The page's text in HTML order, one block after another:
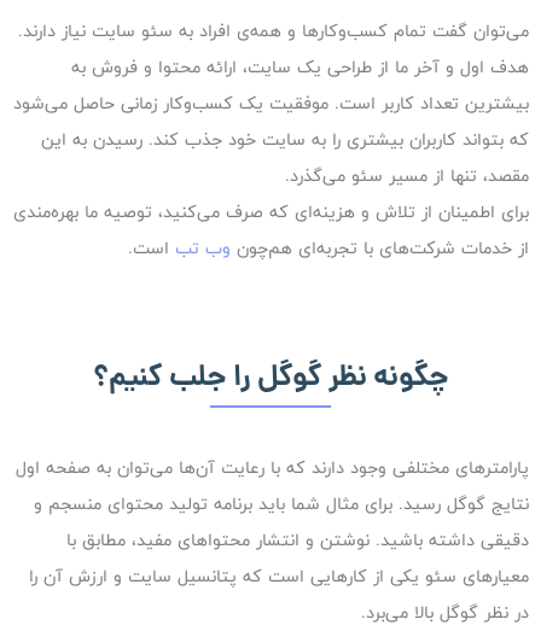
می‌توان گفت تمام کسب‌وکارها و همه‌ی افراد به سئو سایت نیاز دارند.
هدف اول و آخر ما از طراحی یک سایت، ارائه‌ محتوا و فروش به
بیشترین تعداد کاربر است. موفقیت یک کسب‌وکار زمانی حاصل می‌شود
که بتواند کاربران بیشتری را به‌ سایت خود جذب کند. رسیدن به این
مقصد، تنها از مسیر سئو می‌گذرد.
برای اطمینان از تلاش و هزینه‌ای که صرف می‌کنید، توصیه ما بهره‌مندی
از خدمات شرکت‌های با تجربه‌ای هم‌چون وب تب است.
چگونه نظر گوگل را جلب کنیم؟
پارامترهای مختلفی وجود دارند که با رعایت آن‌ها می‌توان به صفحه‌ اول
نتایج گوگل رسید. برای مثال شما باید برنامه‌ تولید محتوای منسجم و
دقیقی داشته باشید. نوشتن و انتشار محتواهای مفید، مطابق با
معیارهای سئو یکی از کارهایی‌ است که پتانسیل سایت و ارزش آن را
در نظر گوگل بالا می‌برد.